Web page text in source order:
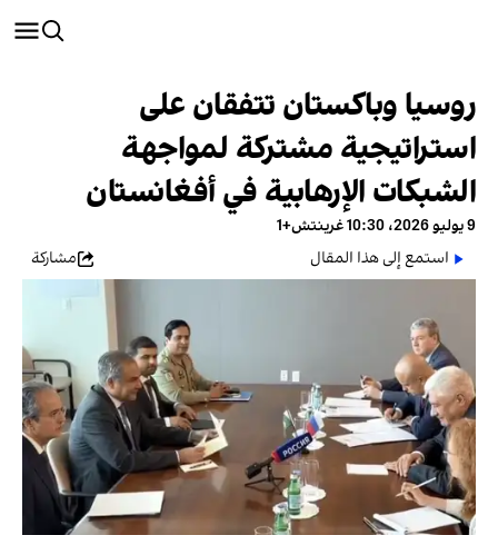
روسيا وباكستان تتفقان على
استراتيجية مشتركة لمواجهة
الشبكات الإرهابية في أفغانستان
9 يوليو 2026، 10:30 غرينتش+1
استمع إلى هذا المقال
مشاركة